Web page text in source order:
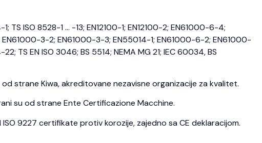
ISO 8528-1 … -13; EN12100-1; EN12100-2; EN61000-6-4;
3-2; EN61000-3-3; EN55014-1; EN61000-6-2; EN61000-
TS EN ISO 3046; BS 5514; NEMA MG 21; IEC 60034, BS
strane Kiwa, akreditovane nezavisne organizacije za kvalitet.
su od strane Ente Certificazione Macchine.
9227 certifikate protiv korozije, zajedno sa CE deklaracijom.